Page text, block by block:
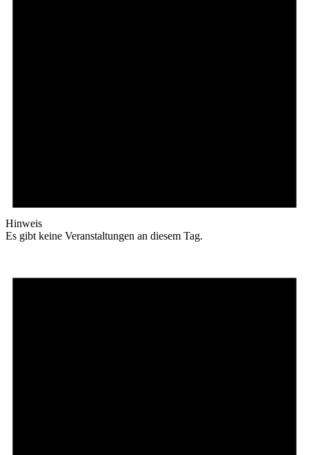
Hinweis
Es gibt keine Veranstaltungen an diesem Tag.